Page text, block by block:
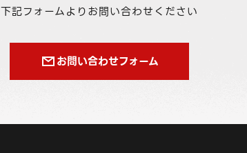
下記フォームよりお問い合わせください
お問い合わせフォーム